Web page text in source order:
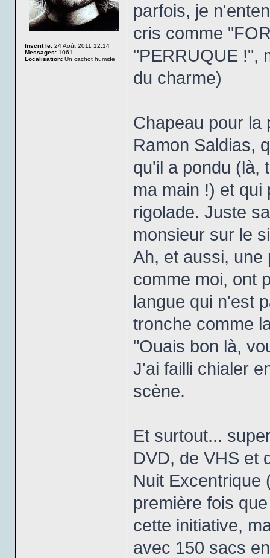
Inscrit le: 24 Août 2011 12:14
Messages: 1061
Localisation: Un cachot humide
parfois, je
cris comme
"PERRUQUE !",
du charme)
Chapeau pour la
Ramon Saldias,
qu'il a pondu (là,
ma main !) et qui
rigolade. Juste
monsieur sur le
Ah, et aussi, une
comme moi, ont
langue qui n'est
tronche comme
"Ouais bon là,
J'ai failli chialer
scène.
Et surtout...
DVD, de VHS et
Nuit Excentrique
première fois
cette initiative,
avec 150 sacs